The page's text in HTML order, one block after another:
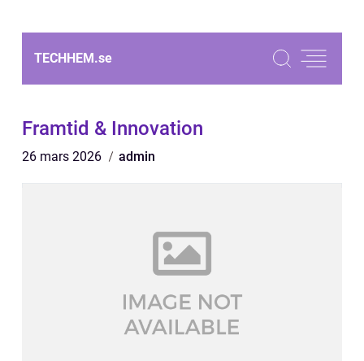
TECHHEM.se
Framtid & Innovation
26 mars 2026 admin